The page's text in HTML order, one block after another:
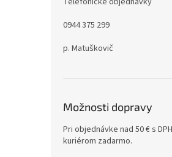
0944 375 299
p. Matuškovič
Možnosti dopravy
Pri objednávke nad 50 € s
kuriérom zadarmo.